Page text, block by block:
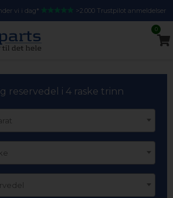
vi i dag* >2.000 Trustpilot anmeldelser
0
reservedel i 4 raske trinn